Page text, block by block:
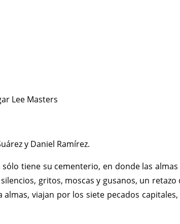
Lee Masters
y Daniel Ramírez.
tiene su cementerio, en donde las
gritos, moscas y gusanos, un retazo
viajan por los siete pecados